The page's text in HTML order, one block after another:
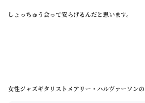
しょっちゅう会って安らげるんだと思います。
女性ジャズギタリストメアリー・ハルヴァーソンの